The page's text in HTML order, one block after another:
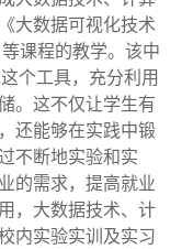
大数据可视化技术
等课程的教学。该中
个工具，充分利用
。这不仅让学生有
还能够在实践中锻
不断地实验和实
的需求，提高就业
，大数据技术、计
内实验实训及实习